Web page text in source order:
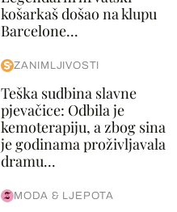
košarkaš došao na klupu
Barcelone...
ZANIMLJIVOSTI
Teška sudbina slavne
pjevačice: Odbila je
kemoterapiju, a zbog sina
je godinama proživljavala
dramu...
MODA & LJEPOTA